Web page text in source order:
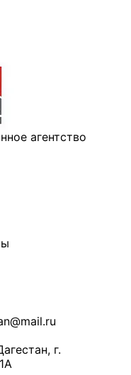
агентство
г.